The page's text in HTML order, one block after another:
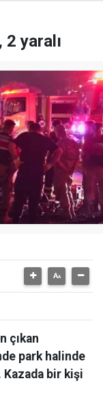
yaralı
çıkan
park halinde
Kazada bir kişi